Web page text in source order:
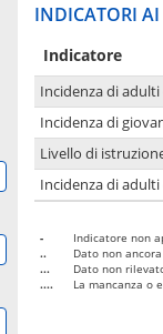
INDICATORI
Indicatore
Incidenza di
Incidenza di
Livello di
Incidenza di
-
Indicatore non
..
Dato non
...
Dato non
....
La mancanza o